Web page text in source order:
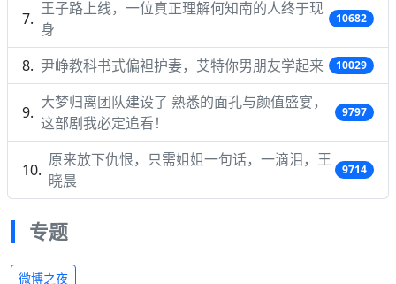
王子路上线，一位真正理解何知南的人终于现
身
10682
尹峥教科书式偏袒护妻，艾特你男朋友学起来 10029
大梦归离团队建设了 熟悉的面孔与颜值盛宴，
这部剧我必定追看！
9797
原来放下仇恨，只需姐姐一句话，一滴泪，王
晓晨
9714
专题
微博之夜